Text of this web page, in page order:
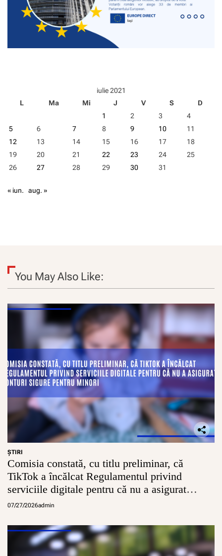
iulie 2021
L
Ma Mi J V S
D
1
2 3
4
5
6 7 8 9 10
11
12
13 14 15 16 17
18
19
20 21 22 23 24
25
26
27 28 29 30 31
« iun. aug. »
You May Also Like:
ŞTIRI
Comisia constată, cu titlu preliminar, că
TikTok a încălcat Regulamentul privind
serviciile digitale pentru că nu a asigurat
conturi sigure pentru minori
07/27/2026admin